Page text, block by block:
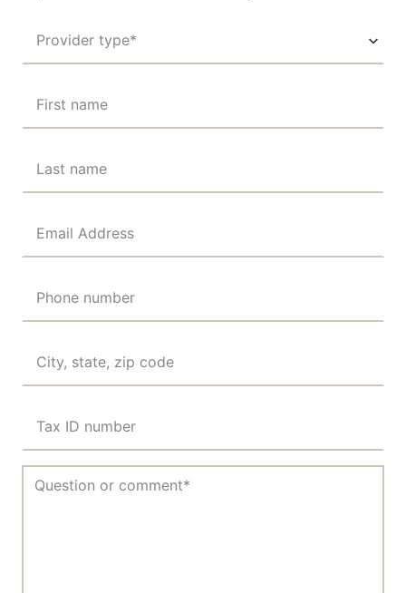
Provider type*
First name
Last name
Email Address
Phone number
City, state, zip code
Tax ID number